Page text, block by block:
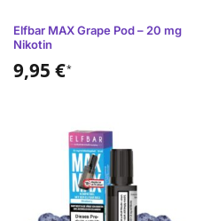
Elfbar MAX Grape Pod – 20 mg
Nikotin
9,95 €*